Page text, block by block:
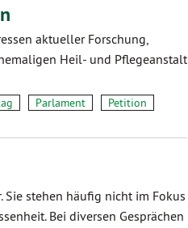
aktueller Forschung,
Heil- und Pflegeanstalt
Parlament Petition
Sie stehen häufig nicht im Fokus
Bei diversen Gesprächen